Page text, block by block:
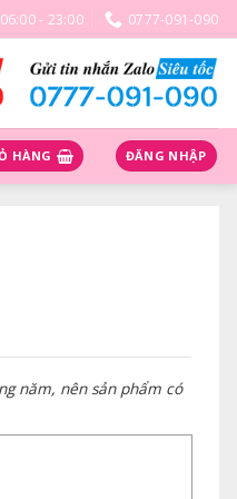
06:00 - 23:00 0777-091-090
HÀNG ĐĂNG NHẬP
năm, nên sản phẩm có